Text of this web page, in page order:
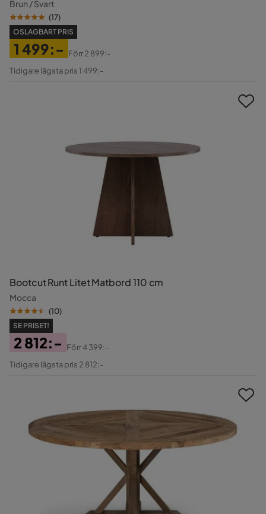
Brun / Svart
(17)
OSLAGBART PRIS
Pris
1 499:-
Original
Förr2 899:-
Tidigare lägsta pris 1 499:-
Bootcut Runt Litet Matbord 110 cm
Mocca
(10)
SE PRISET!
Pris
2 812:-
Original
Förr4 399:-
Tidigare lägsta pris 2 812:-